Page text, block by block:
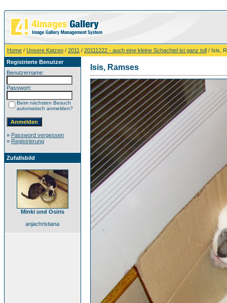
Home / Unsere Katzen / 2011 / 20111222 - auch eine kleine Schachtel ist ganz toll / Isis,
Registrierte Benutzer
Benutzername:
Passwort:
Beim nächsten Besuch
automatisch anmelden?
» Password vergessen
» Registrierung
Zufallsbild
Minki und Osiris
anjachristiana
Isis, Ramses